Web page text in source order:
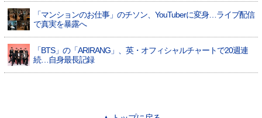
「マンションのお仕事」のチソン、YouTuberに変身…ライブ配信
で真実を暴露へ
「BTS」の「ARIRANG」、英・オフィシャルチャートで20週連
続…自身最長記録